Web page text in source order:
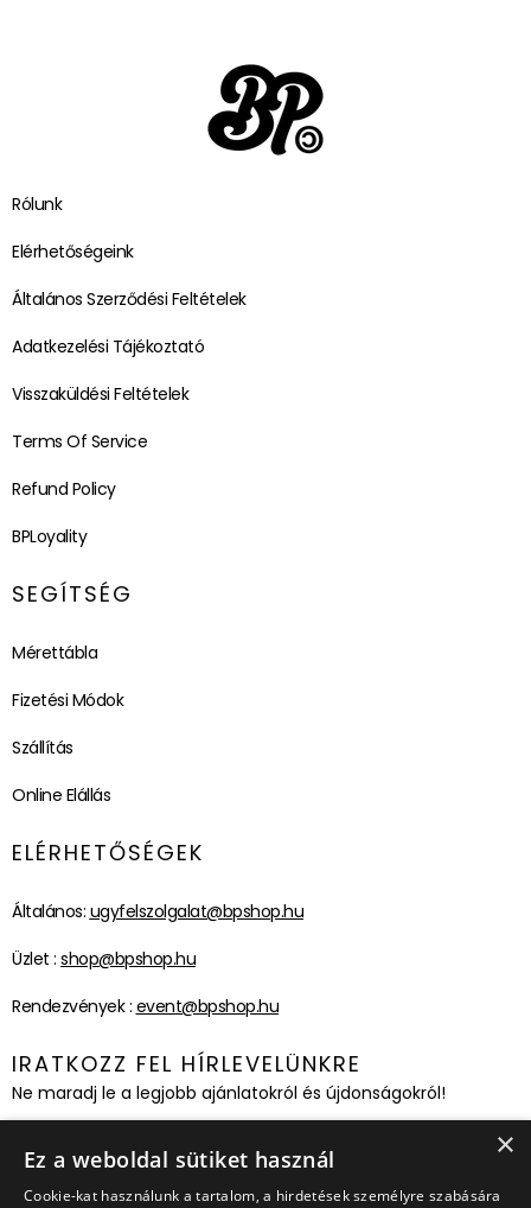
Rólunk
Elérhetőségeink
Általános Szerződési Feltételek
Adatkezelési Tájékoztató
Visszaküldési Feltételek
Terms Of Service
Refund Policy
BPLoyality
SEGÍTSÉG
Mérettábla
Fizetési Módok
Szállítás
Online Elállás
ELÉRHETŐSÉGEK
Általános: ugyfelszolgalat@bpshop.hu
Üzlet : shop@bpshop.hu
Rendezvények : event@bpshop.hu
IRATKOZZ FEL HÍRLEVELÜNKRE
Ne maradj le a legjobb ajánlatokról és újdonságokról!
Feliratkozom! ×
Ez a weboldal sütiket használ
Cookie-kat használunk a tartalom, a hirdetések személyre szabására